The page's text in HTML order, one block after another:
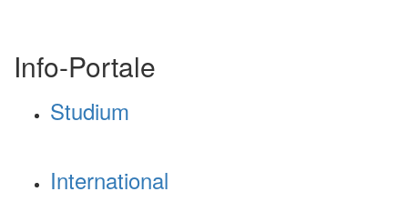
Info-Portale
Studium
International